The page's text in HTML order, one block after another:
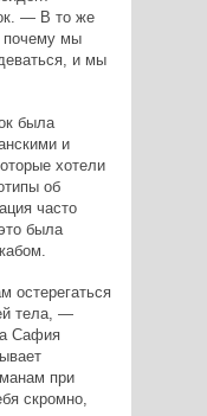
— В то же
почему мы
и мы
была
и
хотели
об
часто
была
остерегаться
тела, —
Сафия
при
скромно,